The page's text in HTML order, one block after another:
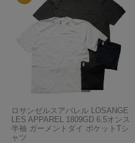
ロサンゼルスアパレル LOSANGE
LES APPAREL 1809GD 6.5オンス
半袖 ガーメントダイ ポケットTシ
ャツ